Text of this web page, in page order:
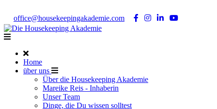
office@housekeepingakademie.com
Home
über uns
Über die Housekeeping Akademie
Mareike Reis - Inhaberin
Unser Team
Dinge, die Du wissen solltest